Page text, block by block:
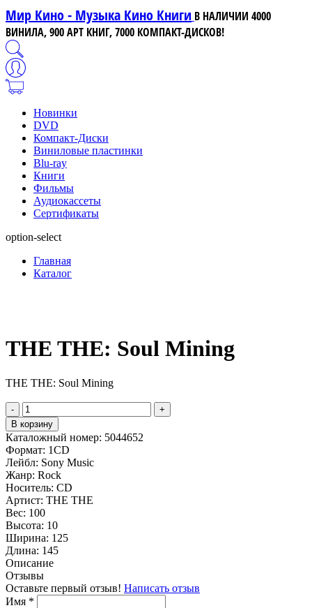
Мир Кино - Музыка Кино Книги В НАЛИЧИИ 4000
ВИНИЛА, 900 АРТ КНИГ, 7000 КОМПАКТ-ДИСКОВ!
Новинки
DVD
Компакт-Диски
Виниловые пластинки
Blu-ray
Книги
Фильмы
Аудиокассеты
Сертификаты
option-select
Главная
Каталог
THE THE: Soul Mining
THE THE: Soul Mining
-
+
В корзину
Каталожный номер: 5044652
Формат: 1CD
Лейбл: Sony Music
Жанр: Rock
Носитель: CD
Артист: THE THE
Вес: 100
Высота: 10
Ширина: 125
Длина: 145
Описание
Отзывы
Оставьте первый отзыв! Написать отзыв
Имя *